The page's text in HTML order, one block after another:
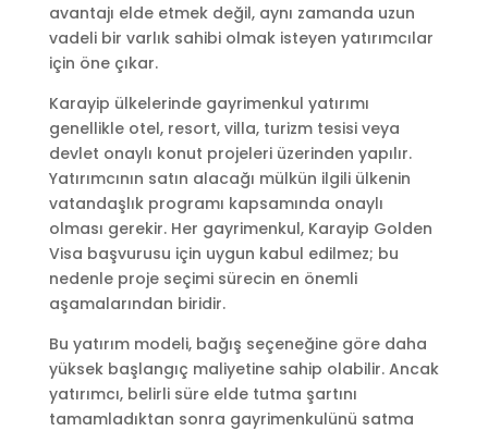
avantajı elde etmek değil, aynı zamanda uzun
vadeli bir varlık sahibi olmak isteyen yatırımcılar
için öne çıkar.
Karayip ülkelerinde gayrimenkul yatırımı
genellikle otel, resort, villa, turizm tesisi veya
devlet onaylı konut projeleri üzerinden yapılır.
Yatırımcının satın alacağı mülkün ilgili ülkenin
vatandaşlık programı kapsamında onaylı
olması gerekir. Her gayrimenkul, Karayip Golden
Visa başvurusu için uygun kabul edilmez; bu
nedenle proje seçimi sürecin en önemli
aşamalarından biridir.
Bu yatırım modeli, bağış seçeneğine göre daha
yüksek başlangıç maliyetine sahip olabilir. Ancak
yatırımcı, belirli süre elde tutma şartını
tamamladıktan sonra gayrimenkulünü satma